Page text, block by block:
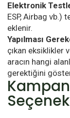
Elektronik
ESP, Airbag vb.)
eklenir.
Yapılması
çıkan eksiklikler
aracın hangi
gerektiğini